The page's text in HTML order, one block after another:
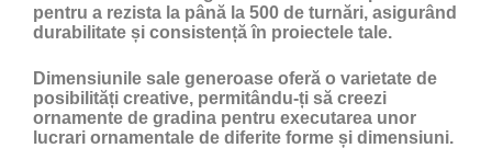
pentru a rezista la până la 500 de turnări, asigurând
durabilitate și consistență în proiectele tale.
Dimensiunile sale generoase oferă o varietate de
posibilități creative, permitându-ți să creezi
ornamente de gradina pentru executarea unor
lucrari ornamentale de diferite forme și dimensiuni.